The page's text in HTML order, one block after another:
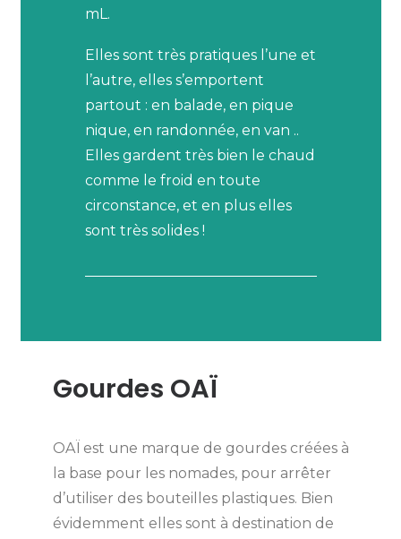
mL.
Elles sont très pratiques l’une et
l’autre, elles s’emportent
partout : en balade, en pique
nique, en randonnée, en van ..
Elles gardent très bien le chaud
comme le froid en toute
circonstance, et en plus elles
sont très solides !
Gourdes OAÏ
OAÏ est une marque de gourdes créées à
la base pour les nomades, pour arrêter
d’utiliser des bouteilles plastiques. Bien
évidemment elles sont à destination de